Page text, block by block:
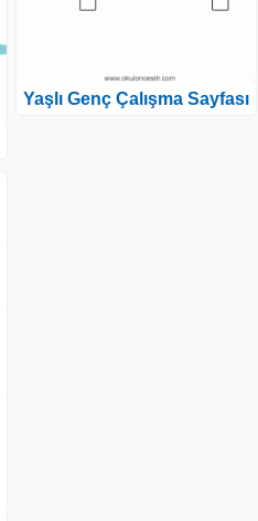
Yaşlı Genç Çalışma Sayfası